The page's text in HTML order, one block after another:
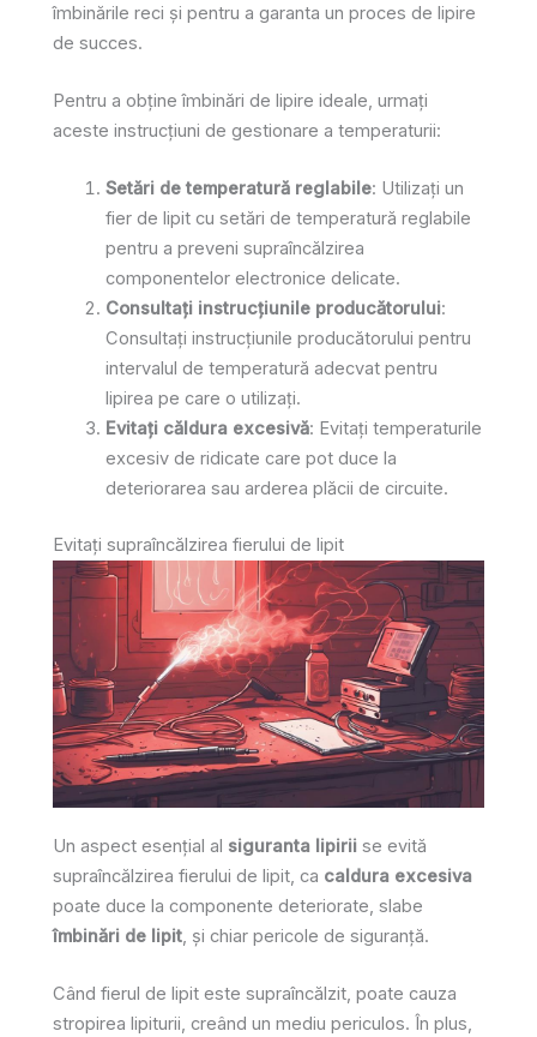
îmbinările reci și pentru a garanta un proces de lipire
de succes.
Pentru a obține îmbinări de lipire ideale, urmați
aceste instrucțiuni de gestionare a temperaturii:
Setări de temperatură reglabile: Utilizați un
fier de lipit cu setări de temperatură reglabile
pentru a preveni supraîncălzirea
componentelor electronice delicate.
Consultați instrucțiunile producătorului:
Consultați instrucțiunile producătorului pentru
intervalul de temperatură adecvat pentru
lipirea pe care o utilizați.
Evitați căldura excesivă: Evitați temperaturile
excesiv de ridicate care pot duce la
deteriorarea sau arderea plăcii de circuite.
Evitați supraîncălzirea fierului de lipit
Un aspect esențial al siguranta lipirii se evită
supraîncălzirea fierului de lipit, ca caldura excesiva
poate duce la componente deteriorate, slabe
îmbinări de lipit, și chiar pericole de siguranță.
Când fierul de lipit este supraîncălzit, poate cauza
stropirea lipiturii, creând un mediu periculos. În plus,